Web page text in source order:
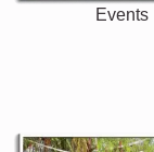
Events